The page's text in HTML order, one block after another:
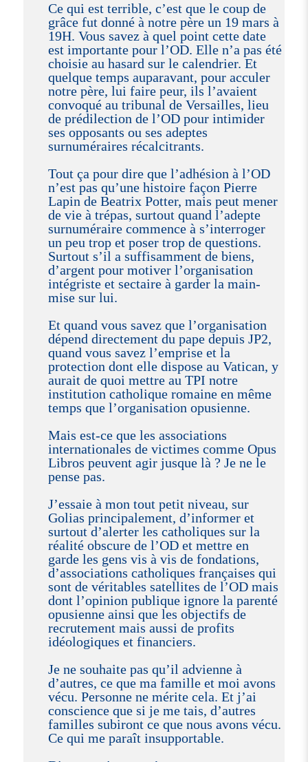
Ce qui est terrible, c’est que le coup de
grâce fut donné à notre père un 19 mars à
19H. Vous savez à quel point cette date
est importante pour l’OD. Elle n’a pas été
choisie au hasard sur le calendrier. Et
quelque temps auparavant, pour acculer
notre père, lui faire peur, ils l’avaient
convoqué au tribunal de Versailles, lieu
de prédilection de l’OD pour intimider
ses opposants ou ses adeptes
surnuméraires récalcitrants.
Tout ça pour dire que l’adhésion à l’OD
n’est pas qu’une histoire façon Pierre
Lapin de Beatrix Potter, mais peut mener
de vie à trépas, surtout quand l’adepte
surnuméraire commence à s’interroger
un peu trop et poser trop de questions.
Surtout s’il a suffisamment de biens,
d’argent pour motiver l’organisation
intégriste et sectaire à garder la main-
mise sur lui.
Et quand vous savez que l’organisation
dépend directement du pape depuis JP2,
quand vous savez l’emprise et la
protection dont elle dispose au Vatican, y
aurait de quoi mettre au TPI notre
institution catholique romaine en même
temps que l’organisation opusienne.
Mais est-ce que les associations
internationales de victimes comme Opus
Libros peuvent agir jusque là ? Je ne le
pense pas.
J’essaie à mon tout petit niveau, sur
Golias principalement, d’informer et
surtout d’alerter les catholiques sur la
réalité obscure de l’OD et mettre en
garde les gens vis à vis de fondations,
d’associations catholiques françaises qui
sont de véritables satellites de l’OD mais
dont l’opinion publique ignore la parenté
opusienne ainsi que les objectifs de
recrutement mais aussi de profits
idéologiques et financiers.
Je ne souhaite pas qu’il advienne à
d’autres, ce que ma famille et moi avons
vécu. Personne ne mérite cela. Et j’ai
conscience que si je me tais, d’autres
familles subiront ce que nous avons vécu.
Ce qui me paraît insupportable.